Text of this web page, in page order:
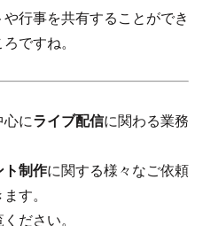
行事を共有することができ
ですね。
心にライブ配信に関わる業務
ト制作に関する様々なご依頼
す。
ださい。